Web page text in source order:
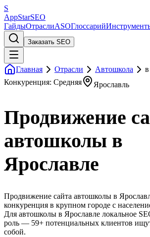
S
AppStarSEO
ГайдыОтраслиASOГлоссарий
Заказать SEO
Главная Отрасли Автошкола
Конкуренция: Средняя
Ярославль
Продвижение
автошколы в
Ярославле
Продвижение сайта автошколы в
конкуренция в крупном городе с
Для автошколы в Ярославле локальное
роль — 59+ потенциальных клиентов
собой.